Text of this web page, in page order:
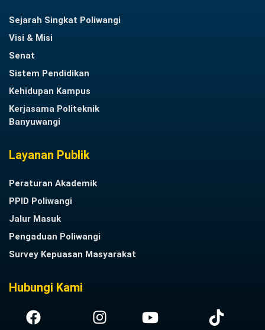
Sejarah Singkat Poliwangi
Visi & Misi
Senat
Sistem Pendidikan
Kehidupan Kampus
Kerjasama Politeknik
Banyuwangi
Layanan Publik
Peraturan Akademik
PPID Poliwangi
Jalur Masuk
Pengaduan Poliwangi
Survey Kepuasan Masyarakat
Hubungi Kami